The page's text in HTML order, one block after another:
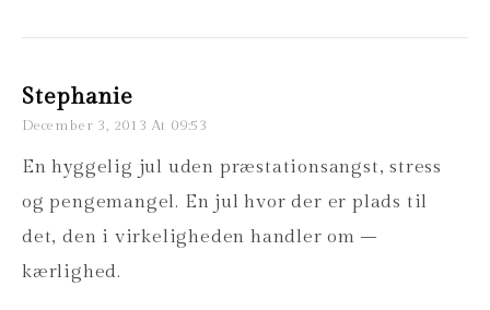
Stephanie
December 3, 2013 At 09:53
En hyggelig jul uden præstationsangst, stress
og pengemangel. En jul hvor der er plads til
det, den i virkeligheden handler om –
kærlighed.